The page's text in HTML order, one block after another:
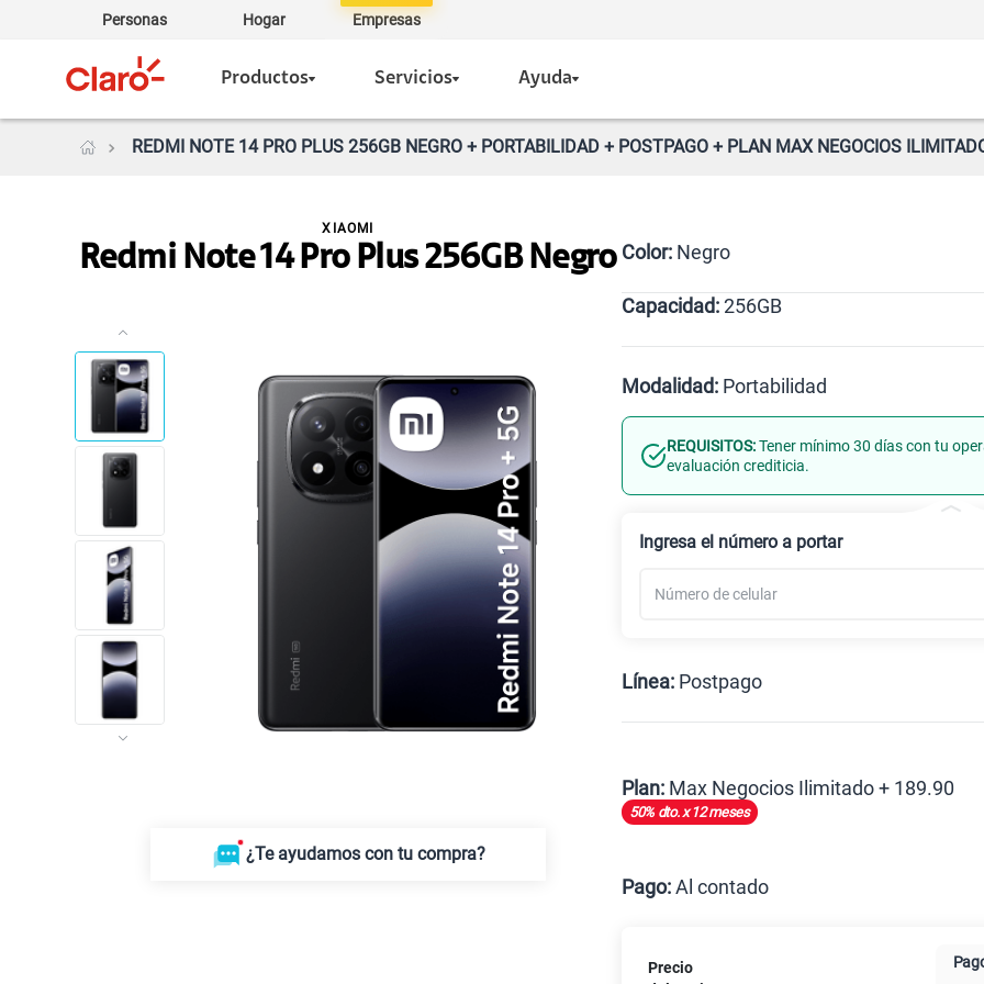
Personas Hogar Empresas
Productos Servicios Ayuda
REDMI NOTE 14 PRO PLUS 256GB NEGRO + PORTABILIDAD + POSTPAGO + PLAN MAX NEGOCIOS
Redmi Note 14 Pro Plus 256GB Negro
XIAOMI
¿Te ayudamos con tu compra?
Color: Negro
Capacidad:256GB
Modalidad: Portabilidad
Línea Nueva Portabilidad
REQUISITOS:Tener mínimo 30 días con tu
evaluación crediticia.
Ingresa el número a portar
Línea: Postpago
Plan: Max Negocios Ilimitado + 189.90
50% dto. x 12 meses
Pago:Al contado
Cuotas
Precio